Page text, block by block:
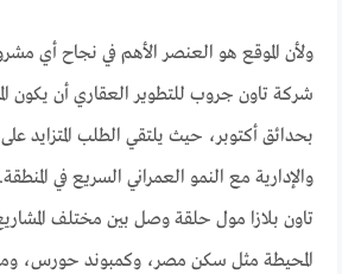
ولأن الموقع هو العنصر الأهم في نجاح أي
شركة تاون جروب للتطوير العقاري أن يكون
بحدائق أكتوبر، حيث يلتقي الطلب المتزايد
والإدارية مع النمو العمراني السريع في
تاون بلازا مول حلقة وصل بين مختلف
المحيطة مثل سكن مصر، وكمبوند حورس،